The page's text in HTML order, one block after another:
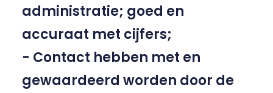
administratie; goed en
accuraat met cijfers;
- Contact hebben met en
gewaardeerd worden door de